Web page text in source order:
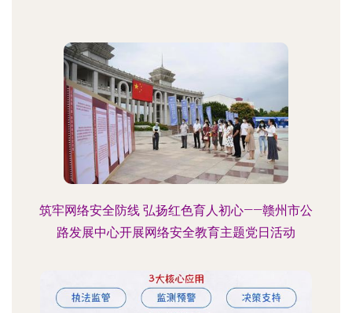
筑牢网络安全防线 弘扬红色育人初心——赣州市公
路发展中心开展网络安全教育主题党日活动